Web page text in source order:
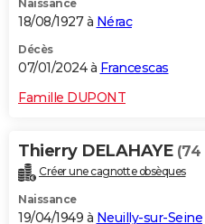
Naissance
18/08/1927 à Nérac
Décès
07/01/2024 à Francescas
Famille DUPONT
Thierry DELAHAYE (74
Créer une cagnotte obsèques
Naissance
19/04/1949 à Neuilly-sur-Seine